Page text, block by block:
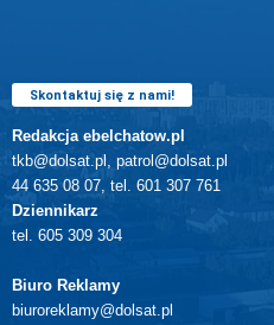
Skontaktuj się z nami!
Redakcja ebelchatow.pl
tkb@dolsat.pl, patrol@dolsat.pl
44 635 08 07, tel. 601 307 761
Dziennikarz
tel. 605 309 304
Biuro Reklamy
biuroreklamy@dolsat.pl